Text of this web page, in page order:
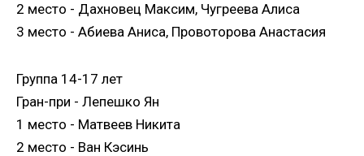
2 место - Дахновец Максим, Чугреева Алиса
3 место - Абиева Аниса, Провоторова Анастасия
Группа 14-17 лет
Гран-при - Лепешко Ян
1 место - Матвеев Никита
2 место - Ван Кэсинь